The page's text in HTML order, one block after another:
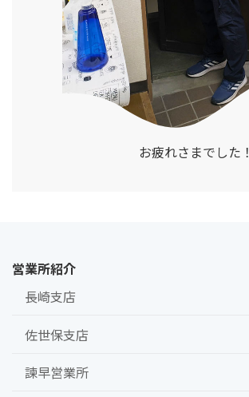
お疲れさまでした！
営業所紹介
長崎支店
佐世保支店
諫早営業所